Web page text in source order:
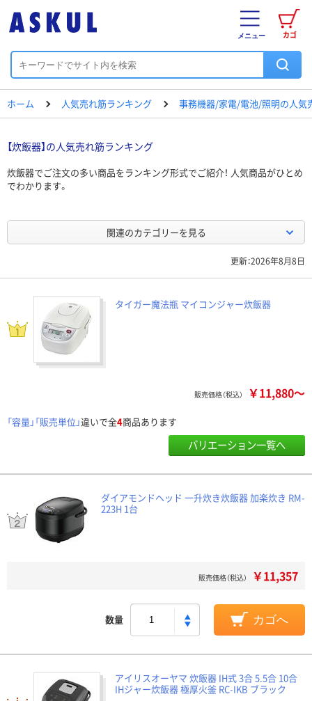
カゴ
メニュー
ホーム 人気売れ筋ランキング 事務機器/家電/電池/照明の人気
【炊飯器】の人気売れ筋ランキング
炊飯器でご注文の多い商品をランキング形式でご紹介！ 人気商品がひとめ
でわかります。
関連のカテゴリーを見る
更新：2026年8月8日
タイガー魔法瓶 マイコンジャー炊飯器
販売価格（税込） ￥11,880～
「容量」「販売単位」違いで全4商品あります
バリエーション一覧へ
ダイアモンドヘッド 一升炊き炊飯器 加楽炊き RM-
223H 1台
販売価格（税込） ￥11,357
数量 カゴへ
アイリスオーヤマ 炊飯器 IH式 3合 5.5合 10合
IHジャー炊飯器 極厚火釜 RC-IKB ブラック